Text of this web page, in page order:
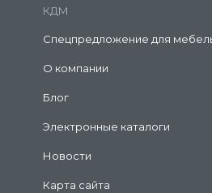
КДМ
Спецпредложение для
О компании
Блог
Электронные каталоги
Новости
Карта сайта